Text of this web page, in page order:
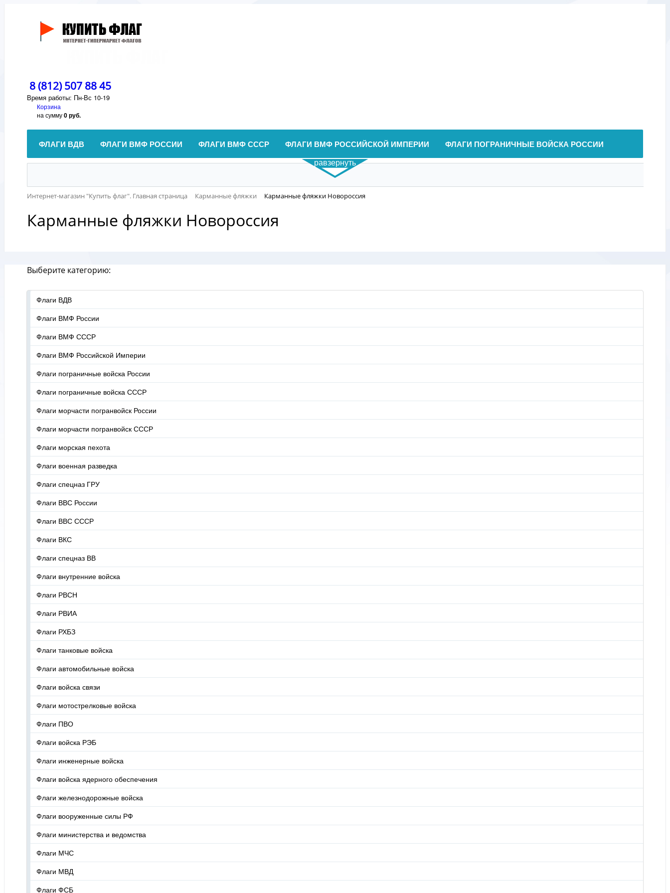
8 (812) 507 88 45
Время работы: Пн-Вс 10-19
Корзина
на сумму0 руб.
ФЛАГИ ВДВ ФЛАГИ ВМФ РОССИИ ФЛАГИ ВМФ СССР ФЛАГИ ВМФ РОССИЙСКОЙ ИМПЕРИИ ФЛАГИ ПОГРАНИЧНЫЕ ВОЙСКА РОССИИ
равзернуть
Интернет-магазин "Купить флаг". Главная страница Карманные фляжки Карманные фляжки Новороссия
Карманные фляжки Новороссия
Выберите категорию:
Флаги ВДВ
Флаги ВМФ России
Флаги ВМФ СССР
Флаги ВМФ Российской Империи
Флаги пограничные войска России
Флаги пограничные войска СССР
Флаги морчасти погранвойск России
Флаги морчасти погранвойск СССР
Флаги морская пехота
Флаги военная разведка
Флаги спецназ ГРУ
Флаги ВВС России
Флаги ВВС СССР
Флаги ВКС
Флаги спецназ ВВ
Флаги внутренние войска
Флаги РВСН
Флаги РВИА
Флаги РХБЗ
Флаги танковые войска
Флаги автомобильные войска
Флаги войска связи
Флаги мотострелковые войска
Флаги ПВО
Флаги войска РЭБ
Флаги инженерные войска
Флаги войска ядерного обеспечения
Флаги железнодорожные войска
Флаги вооруженные силы РФ
Флаги министерства и ведомства
Флаги МЧС
Флаги МВД
Флаги ФСБ